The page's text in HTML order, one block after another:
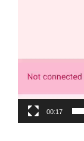
00:17